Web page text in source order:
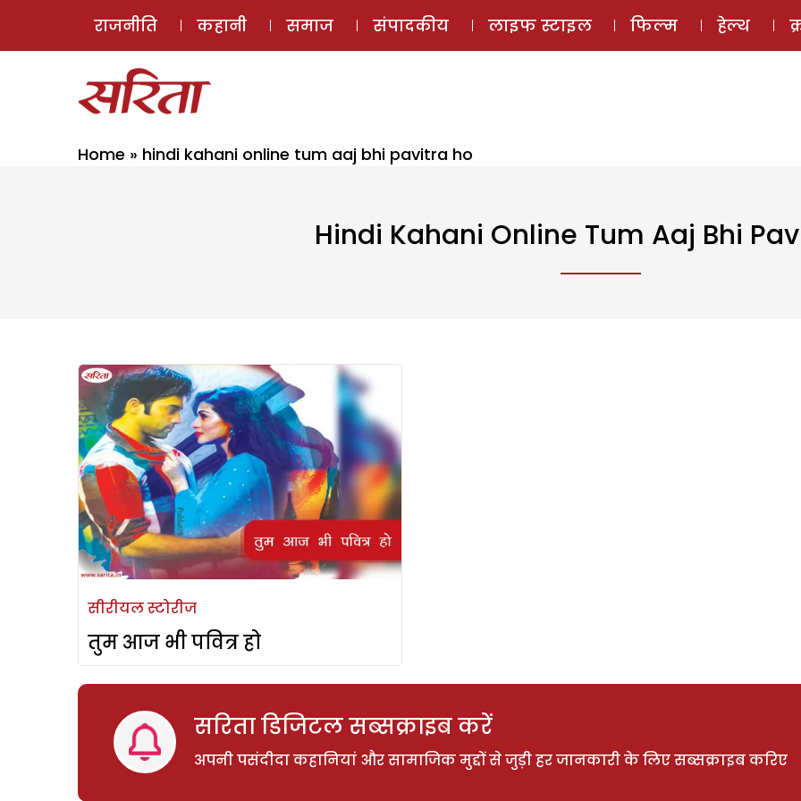
ई-मैगज़ीन
राजनीति कहानी समाज संपादकीय लाइफ स्टाइल फिल्म हेल्थ
Home » hindi kahani online tum aaj bhi pavitra ho
Hindi Kahani Online Tum Aaj Bhi
सीरीयल स्टोरीज
तुम आज भी पवित्र हो
सरिता डिजिटल सब्सक्राइब करें
अपनी पसंदीदा कहानियां और सामाजिक मुद्दों से जुड़ी हर जानकारी के लिए सब्सक्राइब करिए